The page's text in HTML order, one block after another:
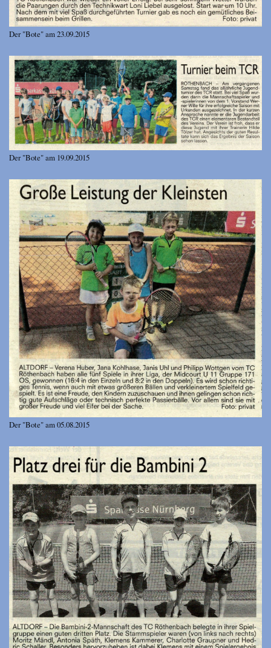
Der "Bote" am 23.09.2015
Der "Bote" am 19.09.2015
Der "Bote" am 05.08.2015